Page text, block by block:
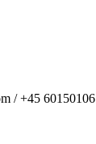
/ +45 60150106